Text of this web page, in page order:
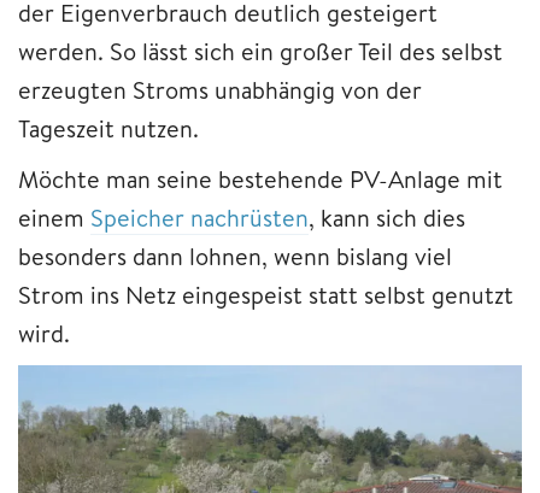
der Eigenverbrauch deutlich gesteigert
werden. So lässt sich ein großer Teil des selbst
erzeugten Stroms unabhängig von der
Tageszeit nutzen.
Möchte man seine bestehende PV-Anlage mit
einem Speicher nachrüsten, kann sich dies
besonders dann lohnen, wenn bislang viel
Strom ins Netz eingespeist statt selbst genutzt
wird.